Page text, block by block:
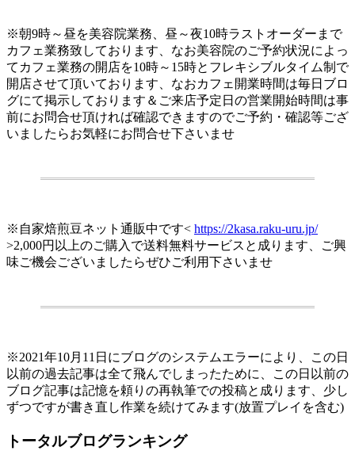
※朝9時～昼を美容院業務、昼～夜10時ラストオーダーまで
カフェ業務致しております、なお美容院のご予約状況によっ
てカフェ業務の開店を10時～15時とフレキシブルタイム制で
開店させて頂いております、なおカフェ開業時間は毎日ブロ
グにて掲示しております＆ご来店予定日の営業開始時間は事
前にお問合せ頂ければ確認できますのでご予約・確認等ござ
いましたらお気軽にお問合せ下さいませ
※自家焙煎豆ネット通販中です< https://2kasa.raku-uru.jp/
>2,000円以上のご購入で送料無料サービスと成ります、ご興
味ご機会ございましたらぜひご利用下さいませ
※2021年10月11日にブログのシステムエラーにより、この日
以前の過去記事は全て飛んでしまったために、この日以前の
ブログ記事は記憶を頼りの再執筆での投稿と成ります、少し
ずつですが書き直し作業を続けてみます(放置プレイを含む)
トータルブログランキング